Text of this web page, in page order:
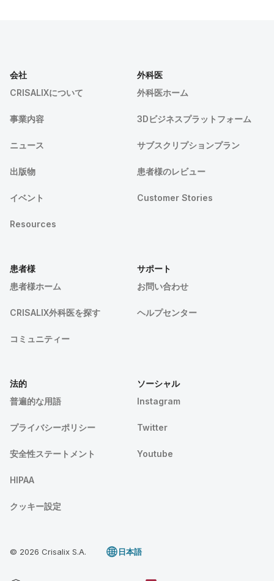
会社
CRISALIXについて
事業内容
ニュース
出版物
イベント
Resources
外科医
外科医ホーム
3Dビジネスプラットフォーム
サブスクリプションプラン
患者様のレビュー
Customer Stories
患者様
患者様ホーム
CRISALIX外科医を探す
コミュニティー
サポート
お問い合わせ
ヘルプセンター
法的
普遍的な用語
プライバシーポリシー
安全性ステートメント
HIPAA
クッキー設定
ソーシャル
Instagram
Twitter
Youtube
© 2026 Crisalix S.A. 日本語